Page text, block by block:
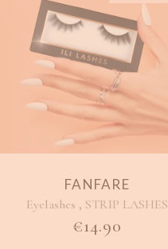
FANFARE
Eyelashes , STRIP LASHES
€14.90